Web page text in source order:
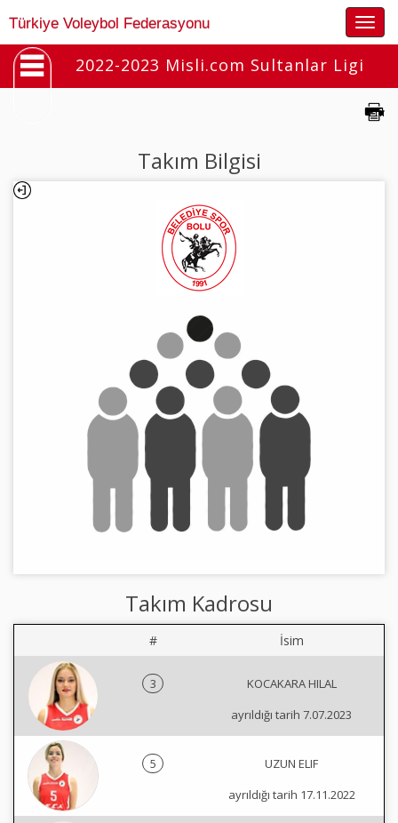
Türkiye Voleybol Federasyonu
2022-2023 Misli.com Sultanlar Ligi
Takım Bilgisi
Takım Kadrosu
# İsim
3
KOCAKARA HILAL
ayrıldığı tarih 7.07.2023
5
UZUN ELIF
ayrıldığı tarih 17.11.2022